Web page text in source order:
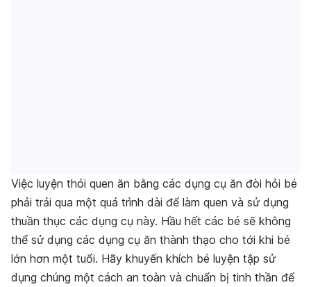
Việc luyện thói quen ăn bằng các dụng cụ ăn đòi hỏi bé
phải trải qua một quá trình dài để làm quen và sử dụng
thuần thục các dụng cụ này. Hầu hết các bé sẽ không
thể sử dụng các dụng cụ ăn thành thạo cho tới khi bé
lớn hơn một tuổi. Hãy khuyến khích bé luyện tập sử
dụng chúng một cách an toàn và chuẩn bị tinh thần để